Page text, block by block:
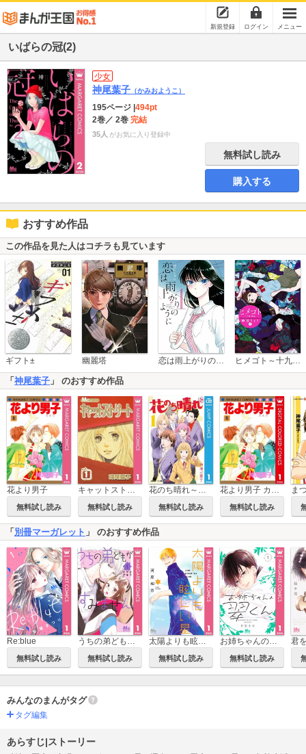
新規登録 ログイン メニュー
いばらの冠(2)
少女
神尾葉子 （かみおようこ）
195ページ 494pt
2巻／ 2巻 完結
35人 がお気に入り登録中
無料試し読み
購入する
おすすめ作品
この作品を見た人はコチラも見ています
ギフト± 幽麗塔 恋は雨上がりのように ヒメゴト～十九歳の制服～
「 神尾葉子 」 のおすすめ作品
花より男子
無料試し読み
キャットストリート モノクロ版
無料試し読み 無料試し読み
花より男子 カラー版
無料試し読み
「 別冊マーガレット 」 のおすすめ作品
Re:blue
無料試し読み
うちの弟どもがすみません
無料試し読み
太陽よりも眩しい星
無料試し読み
お姉ちゃんの翠くん
無料試し読み
みんなのまんがタグ
タグ編集
あらすじ|ストーリー